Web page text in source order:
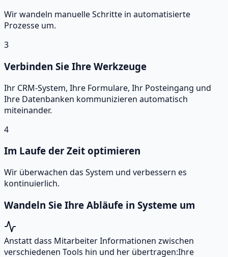
Wir wandeln manuelle Schritte in automatisierte
Prozesse um.
3
Verbinden Sie Ihre Werkzeuge
Ihr CRM-System, Ihre Formulare, Ihr Posteingang und
Ihre Datenbanken kommunizieren automatisch
miteinander.
4
Im Laufe der Zeit optimieren
Wir überwachen das System und verbessern es
kontinuierlich.
Wandeln Sie Ihre Abläufe in Systeme um
Anstatt dass Mitarbeiter Informationen zwischen
verschiedenen Tools hin und her übertragen:Ihre